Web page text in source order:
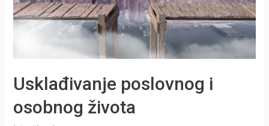
Usklađivanje poslovnog i
osobnog života